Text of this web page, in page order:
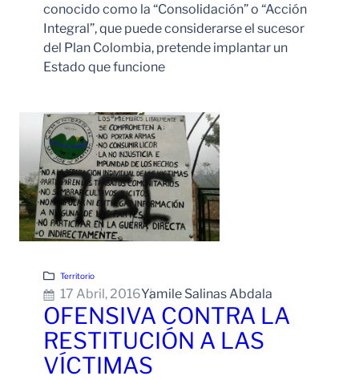
conocido como la “Consolidación” o “Acción
Integral”, que puede considerarse el sucesor
del Plan Colombia, pretende implantar un
Estado que funcione
Territorio
17 Abril, 2016Yamile Salinas Abdala
OFENSIVA CONTRA LA
RESTITUCIÓN A LAS
VÍCTIMAS